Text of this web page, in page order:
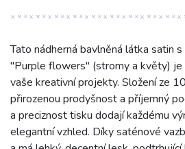
Tato nádherná bavlněná látka satin
"Purple flowers" (stromy a květy) je
vaše kreativní projekty. Složení ze
přirozenou prodyšnost a příjemný
a preciznost tisku dodají každému
elegantní vzhled. Díky saténové